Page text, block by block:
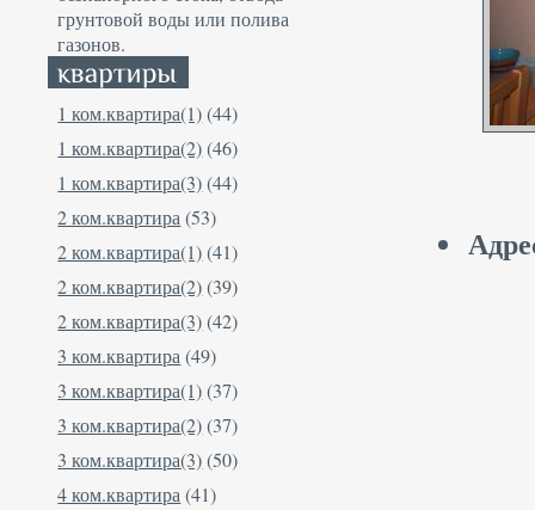
грунтовой воды или полива
газонов.
1 ком.квартира(1)(44)
1 ком.квартира(2)(46)
1 ком.квартира(3)(44)
2 ком.квартира (53)
2 ком.квартира(1)(41)
2 ком.квартира(2)(39)
2 ком.квартира(3)(42)
3 ком.квартира (49)
3 ком.квартира(1)(37)
3 ком.квартира(2)(37)
3 ком.квартира(3)(50)
4 ком.квартира (41)